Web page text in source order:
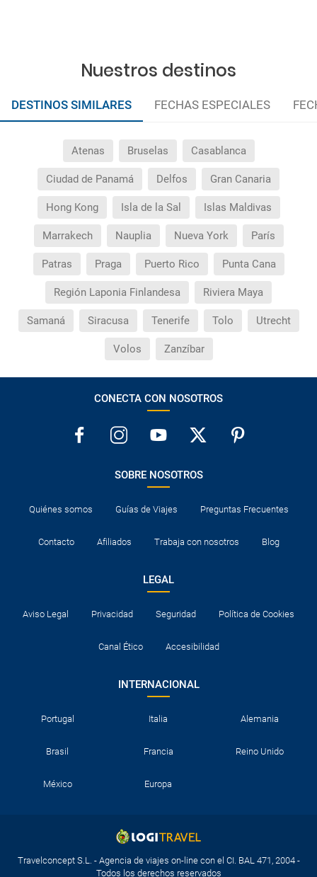
Nuestros destinos
DESTINOS SIMILARES FECHAS ESPECIALES
Atenas Bruselas Casablanca
Ciudad de Panamá Delfos Gran Canaria
Hong Kong Isla de la Sal Islas Maldivas
Marrakech Nauplia Nueva York París
Patras Praga Puerto Rico Punta Cana
Región Laponia Finlandesa Riviera Maya
Samaná Siracusa Tenerife Tolo Utrecht
Volos Zanzíbar
CONECTA CON NOSOTROS
SOBRE NOSOTROS
Quiénes somos Guías de Viajes Preguntas Frecuentes
Contacto Afiliados Trabaja con nosotros Blog
LEGAL
Aviso Legal Privacidad Seguridad Política de Cookies
Canal Ético Accesibilidad
INTERNACIONAL
Portugal Italia Alemania
Brasil Francia Reino Unido
México Europa
Travelconcept S.L. - Agencia de viajes on-line con el CI. BAL 471, 2004 -
Todos los derechos reservados